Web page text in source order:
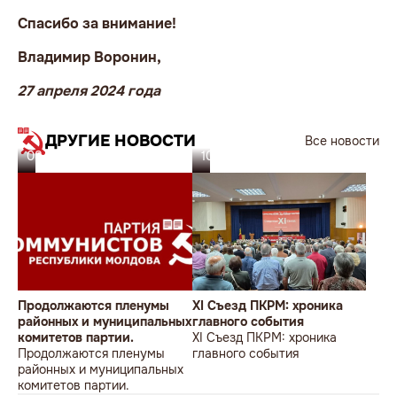
Спасибо за внимание!
Владимир Воронин,
27 апреля 2024 года
ДРУГИЕ НОВОСТИ
Все новости
08.07.26
Продолжаются пленумы
районных и муниципальных
комитетов партии.
Продолжаются пленумы
районных и муниципальных
комитетов партии.
10.06.26
XI Съезд ПКРМ: хроника
главного события
XI Съезд ПКРМ: хроника
главного события